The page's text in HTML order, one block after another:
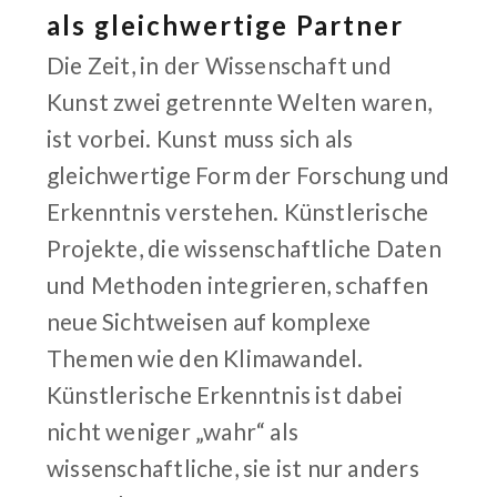
als gleichwertige Partner
Die Zeit, in der Wissenschaft und
Kunst zwei getrennte Welten waren,
ist vorbei. Kunst muss sich als
gleichwertige Form der Forschung und
Erkenntnis verstehen. Künstlerische
Projekte, die wissenschaftliche Daten
und Methoden integrieren, schaffen
neue Sichtweisen auf komplexe
Themen wie den Klimawandel.
Künstlerische Erkenntnis ist dabei
nicht weniger „wahr“ als
wissenschaftliche, sie ist nur anders